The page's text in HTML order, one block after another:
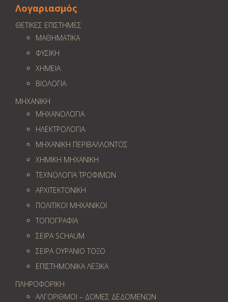
Λογαριασμός
ΘΕΤΙΚΕΣ ΕΠΙΣΤΗΜΕΣ
ΜΑΘΗΜΑΤΙΚΑ
ΦΥΣΙΚΗ
ΧΗΜΕΙΑ
ΒΙΟΛΟΓΙΑ
ΜΗΧΑΝΙΚΗ
ΜΗΧΑΝΟΛΟΓΙΑ
ΗΛΕΚΤΡΟΛΟΓΙΑ
ΜΗΧΑΝΙΚΗ ΠΕΡΙΒΑΛΛΟΝΤΟΣ
ΧΗΜΙΚΗ ΜΗΧΑΝΙΚΗ
ΤΕΧΝΟΛΟΓΙΑ ΤΡΟΦΙΜΩΝ
ΑΡΧΙΤΕΚΤΟΝΙΚΗ
ΠΟΛΙΤΙΚΟΙ ΜΗΧΑΝΙΚΟΙ
ΤΟΠΟΓΡΑΦΙΑ
ΣΕΙΡΑ SCHAUM
ΣΕΙΡΑ ΟΥΡΑΝΙΟ ΤΟΞΟ
ΕΠΙΣΤΗΜΟΝΙΚΑ ΛΕΞΙΚΑ
ΠΛΗΡΟΦΟΡΙΚΗ
ΑΛΓΟΡΙΘΜΟΙ – ΔΟΜΕΣ ΔΕΔΟΜΕΝΩΝ